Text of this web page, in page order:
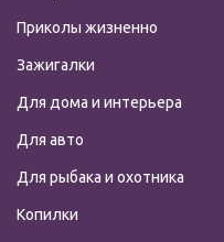
Приколы жизненно
Зажигалки
Для дома и интерьера
Для авто
Для рыбака и охотника
Копилки